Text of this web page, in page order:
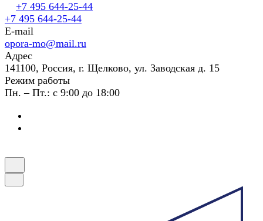
+7 495 644-25-44
+7 495 644-25-44
E-mail
opora-mo@mail.ru
Адрес
141100, Россия, г. Щелково, ул. Заводская д. 15
Режим работы
Пн. – Пт.: с 9:00 до 18:00